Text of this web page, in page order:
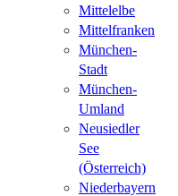
Mittelelbe
Mittelfranken
München-
Stadt
München-
Umland
Neusiedler
See
(Österreich)
Niederbayern